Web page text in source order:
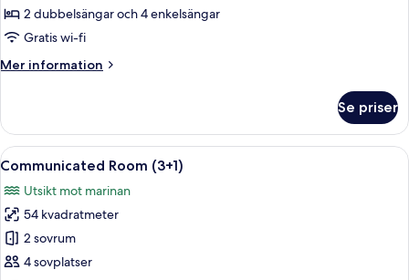
2 dubbelsängar och 4 enkelsängar
Gratis wi-fi
Mer information
Mer
Room
Se priser
Öppna
alla
foton
för
Communicated
Room
Ett hotellrum med två sängar, en
6
Communicated Room (3+1)
Utsikt mot marinan
54 kvadratmeter
2 sovrum
4 sovplatser